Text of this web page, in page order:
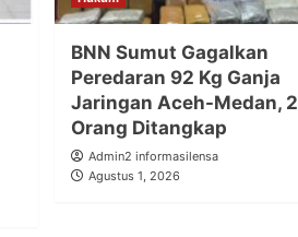
BNN Sumut Gagalkan
Peredaran 92 Kg Ganja
Jaringan Aceh-Medan, 2
Orang Ditangkap
Admin2 informasilensa
Agustus 1, 2026